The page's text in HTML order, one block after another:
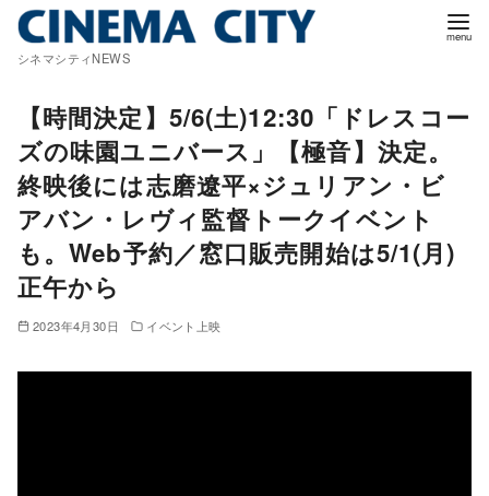
シネマシティNEWS
【時間決定】5/6(土)12:30「ドレスコー
ズの味園ユニバース」【極音】決定。
終映後には志磨遼平×ジュリアン・ビ
アバン・レヴィ監督トークイベント
も。Web予約／窓口販売開始は5/1(月)
正午から
2023年4月30日 イベント上映